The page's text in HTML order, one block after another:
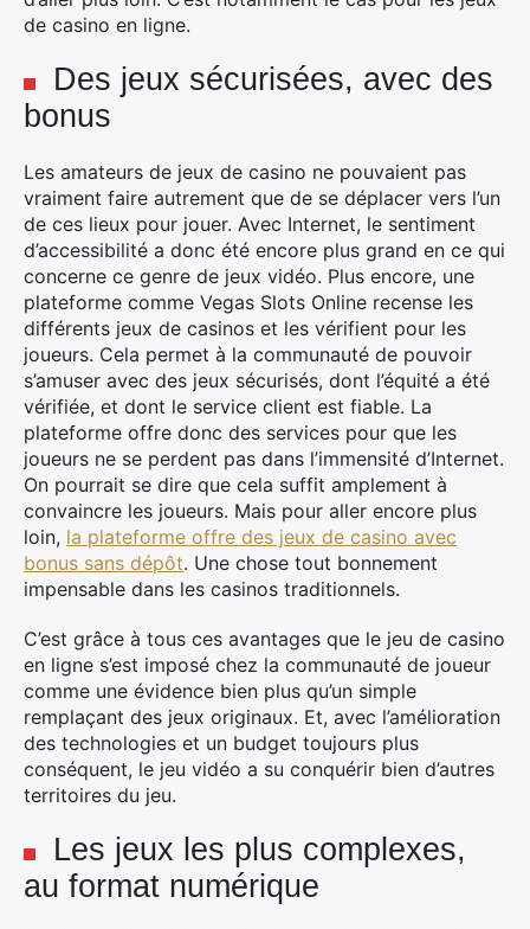
de casino en ligne.
Des jeux sécurisées, avec des
bonus
Les amateurs de jeux de casino ne pouvaient pas
vraiment faire autrement que de se déplacer vers l’un
de ces lieux pour jouer. Avec Internet, le sentiment
d’accessibilité a donc été encore plus grand en ce qui
concerne ce genre de jeux vidéo. Plus encore, une
plateforme comme Vegas Slots Online recense les
différents jeux de casinos et les vérifient pour les
joueurs. Cela permet à la communauté de pouvoir
s’amuser avec des jeux sécurisés, dont l’équité a été
vérifiée, et dont le service client est fiable. La
plateforme offre donc des services pour que les
joueurs ne se perdent pas dans l’immensité d’Internet.
On pourrait se dire que cela suffit amplement à
convaincre les joueurs. Mais pour aller encore plus
loin, la plateforme offre des jeux de casino avec
bonus sans dépôt. Une chose tout bonnement
impensable dans les casinos traditionnels.
C’est grâce à tous ces avantages que le jeu de casino
en ligne s’est imposé chez la communauté de joueur
comme une évidence bien plus qu’un simple
remplaçant des jeux originaux. Et, avec l’amélioration
des technologies et un budget toujours plus
conséquent, le jeu vidéo a su conquérir bien d’autres
territoires du jeu.
Les jeux les plus complexes,
au format numérique
Rechercher
: